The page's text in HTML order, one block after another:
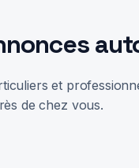
et
de chez vous.